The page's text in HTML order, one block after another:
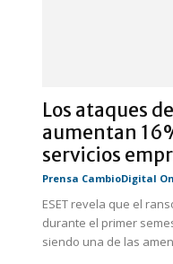
Los ataques
aumentan
servicios
Prensa CambioDigital
ESET revela que el
durante el primer
siendo una de las